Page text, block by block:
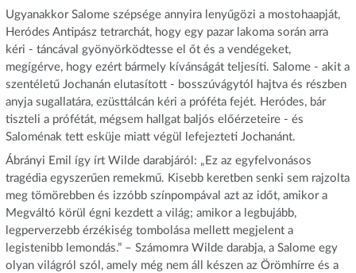
Ugyanakkor Salome szépsége annyira lenyűgözi a mostohaapját,
Heródes Antipász tetrarchát, hogy egy pazar lakoma során arra
kéri - táncával gyönyörködtesse el őt és a vendégeket,
megígérve, hogy ezért bármely kívánságát teljesíti. Salome - akit a
szentéletű Jochanán elutasított - bosszúvágytól hajtva és részben
anyja sugallatára, ezüsttálcán kéri a próféta fejét. Heródes, bár
tiszteli a prófétát, mégsem hallgat baljós előérzeteire - és
Saloménak tett esküje miatt végül lefejezteti Jochanánt.
Ábrányi Emil így írt Wilde darabjáról: „Ez az egyfelvonásos
tragédia egyszerűen remekmű. Kisebb keretben senki sem rajzolta
meg tömörebben és izzóbb színpompával azt az időt, amikor a
Megváltó körül égni kezdett a világ; amikor a legbujább,
legperverzebb érzékiség tombolása mellett megjelent a
legistenibb lemondás.” – Számomra Wilde darabja, a Salome egy
olyan világról szól, amely még nem áll készen az Örömhírre és a